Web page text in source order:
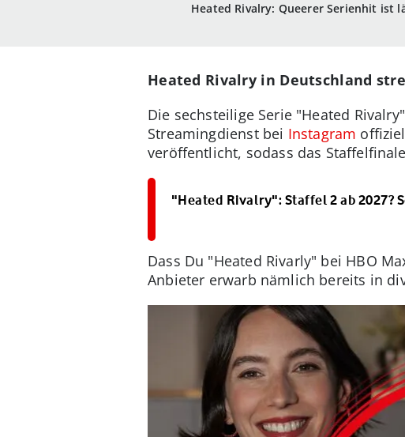
Heated Rivalry: Queerer Serienhit ist
Heated Rivalry in Deutschland
Die sechsteilige Serie "Heated
Streamingdienst bei Instagram
veröffentlicht, sodass das
"Heated Rivalry": Staffel 2 ab 2027?
Dass Du "Heated Rivarly" bei HBO
Anbieter erwarb nämlich bereits in